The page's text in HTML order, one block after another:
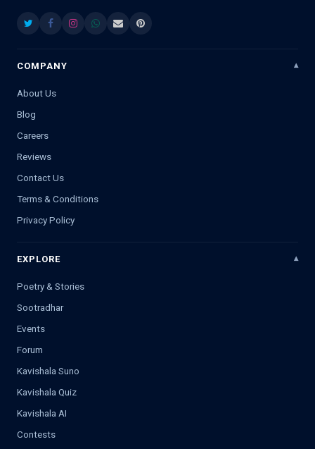
COMPANY
About Us
Blog
Careers
Reviews
Contact Us
Terms & Conditions
Privacy Policy
EXPLORE
Poetry & Stories
Sootradhar
Events
Forum
Kavishala Suno
Kavishala Quiz
Kavishala AI
Contests